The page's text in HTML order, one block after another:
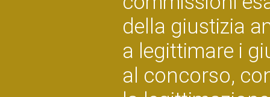
della giustizia
a legittimare i
al concorso,